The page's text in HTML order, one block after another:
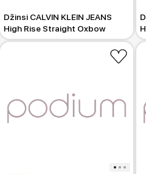
Džinsi CALVIN KLEIN JEANS
High Rise Straight Oxbow